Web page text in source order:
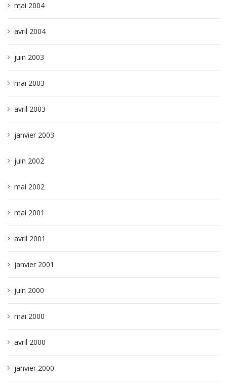
mai 2004
avril 2004
juin 2003
mai 2003
avril 2003
janvier 2003
juin 2002
mai 2002
mai 2001
avril 2001
janvier 2001
juin 2000
mai 2000
avril 2000
janvier 2000